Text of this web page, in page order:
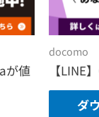
が値
docomo
【LINE
ダ